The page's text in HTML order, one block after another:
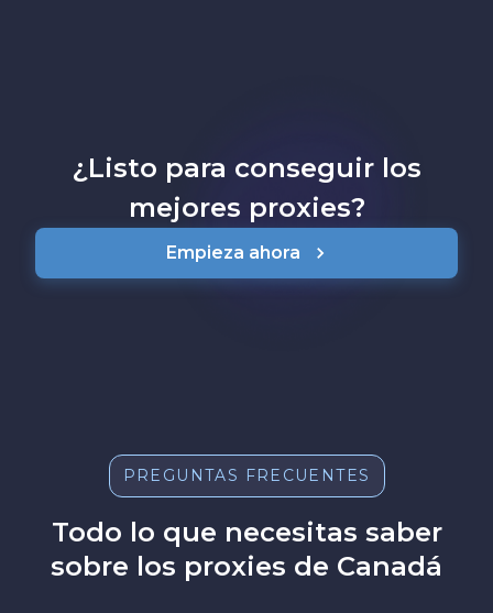
¿Listo para conseguir los
mejores proxies?
Empieza ahora
PREGUNTAS FRECUENTES
Todo lo que necesitas saber
sobre los proxies de Canadá